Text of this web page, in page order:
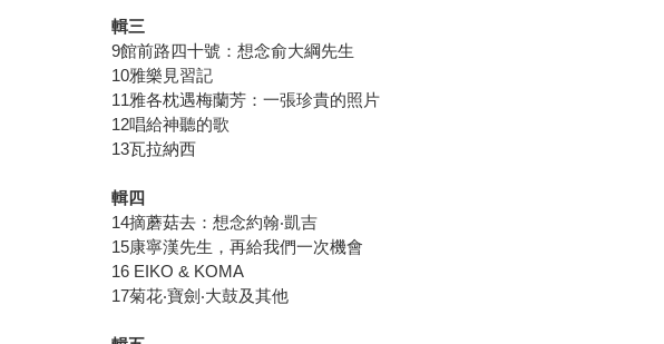
輯三
9館前路四十號：想念俞大綱先生
10雅樂見習記
11雅各枕遇梅蘭芳：一張珍貴的照片
12唱給神聽的歌
13瓦拉納西
輯四
14摘蘑菇去：想念約翰‧凱吉
15康寧漢先生，再給我們一次機會
16 EIKO & KOMA
17菊花‧寶劍‧大鼓及其他